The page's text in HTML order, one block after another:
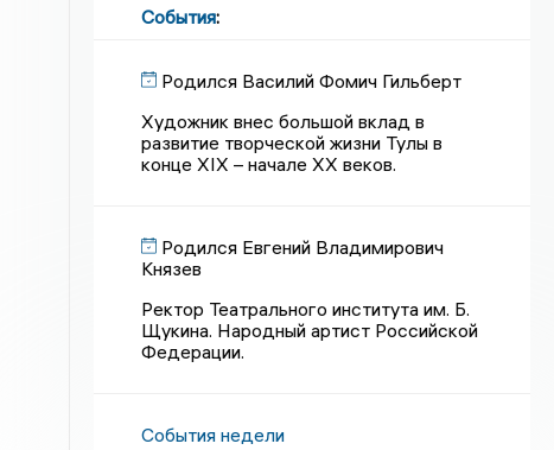
События:
Родился Василий Фомич Гильберт
Художник внес большой вклад в
развитие творческой жизни Тулы в
конце XIX – начале XX веков.
Родился Евгений Владимирович
Князев
Ректор Театрального института им. Б.
Щукина. Народный артист Российской
Федерации.
События недели